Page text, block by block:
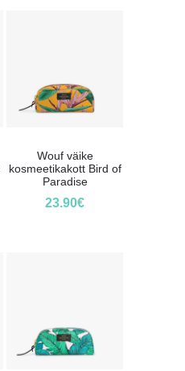
Wouf väike
kosmeetikakott Bird of
Paradise
23.90€